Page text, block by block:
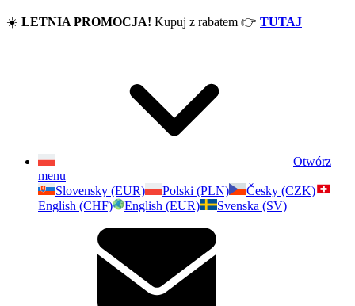
☀️ LETNIA PROMOCJA! Kupuj z rabatem 👉 TUTAJ
Otwórz
menu
Slovensky (EUR)
Polski (PLN)
Česky (CZK)
English (CHF)
English (EUR) Svenska (SV)